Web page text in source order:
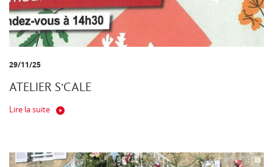
29/11/25
ATELIER S'CALE
Lire la suite